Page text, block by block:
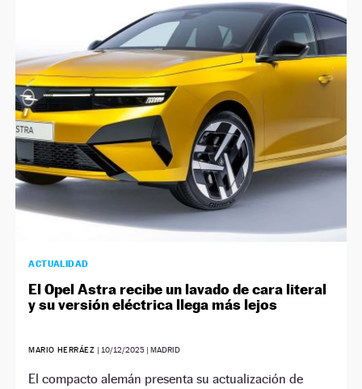
ACTUALIDAD
El Opel Astra recibe un lavado de cara literal
y su versión eléctrica llega más lejos
MARIO HERRÁEZ | 10/12/2025| MADRID
El compacto alemán presenta su actualización de